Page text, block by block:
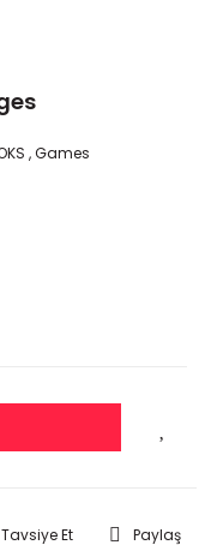
,Games
Tavsiye Et Paylaş